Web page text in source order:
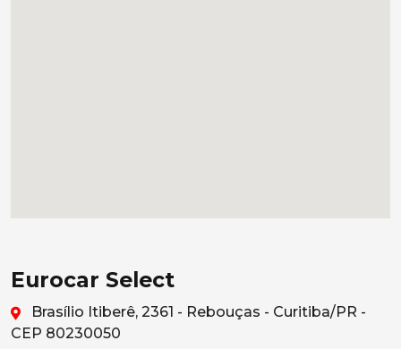
Eurocar Select
Brasílio Itiberê, 2361 - Rebouças - Curitiba/PR -
CEP 80230050